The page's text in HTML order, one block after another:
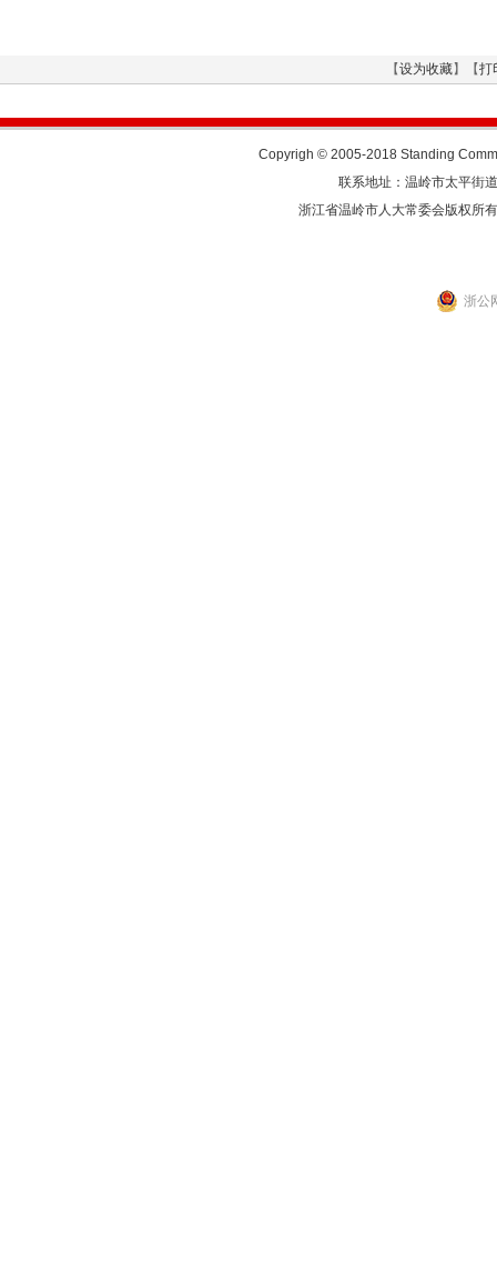
【设为收藏】【打
Copyrigh © 2005-2018 Standing
联系地址：温岭市太平
浙江省温岭市人大常委会版权所
浙公